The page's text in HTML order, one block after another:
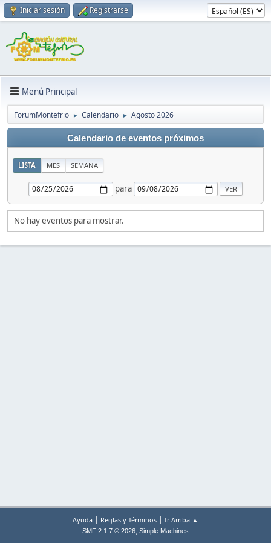
Iniciar sesión Registrarse
Menú Principal
ForumMontefrio ► Calendario ► Agosto 2026
Calendario de eventos próximos
LISTA MES SEMANA
para
No hay eventos para mostrar.
Ayuda | Reglas y Términos | Ir Arriba ▲
SMF 2.1.7 © 2026, Simple Machines